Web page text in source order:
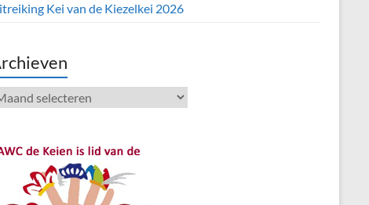
Kei van de Kiezelkei 2026